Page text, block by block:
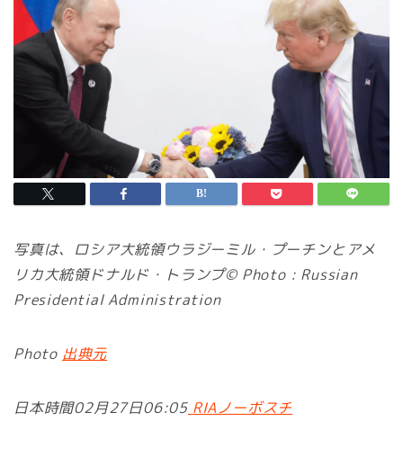
写真は、ロシア大統領ウラジーミル・プーチンとアメ
リカ大統領ドナルド・トランプ© Photo : Russian
Presidential Administration
Photo 出典元
日本時間02月27日06:05 RIAノーボスチ